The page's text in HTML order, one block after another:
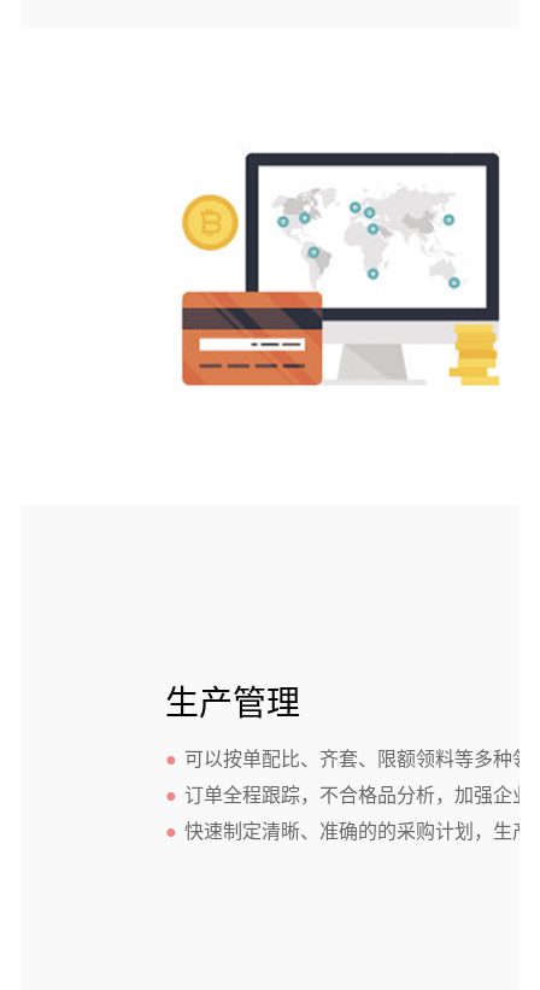
生产管理
● 可以按单配比、齐套、限额领料等多种
● 订单全程跟踪，不合格品分析，加强企业
● 快速制定清晰、准确的的采购计划，生